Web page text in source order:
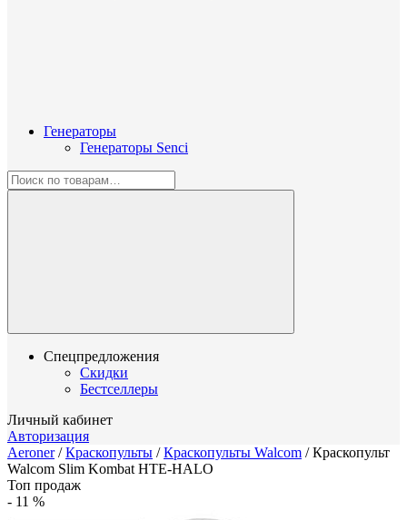
Генераторы
Генераторы Senci
Спецпредложения
Скидки
Бестселлеры
Личный кабинет
Авторизация
Aeroner/Краскопульты /Краскопульты Walcom /Краскопульт
Walcom Slim Kombat HTE-HALO
Топ продаж
- 11 %